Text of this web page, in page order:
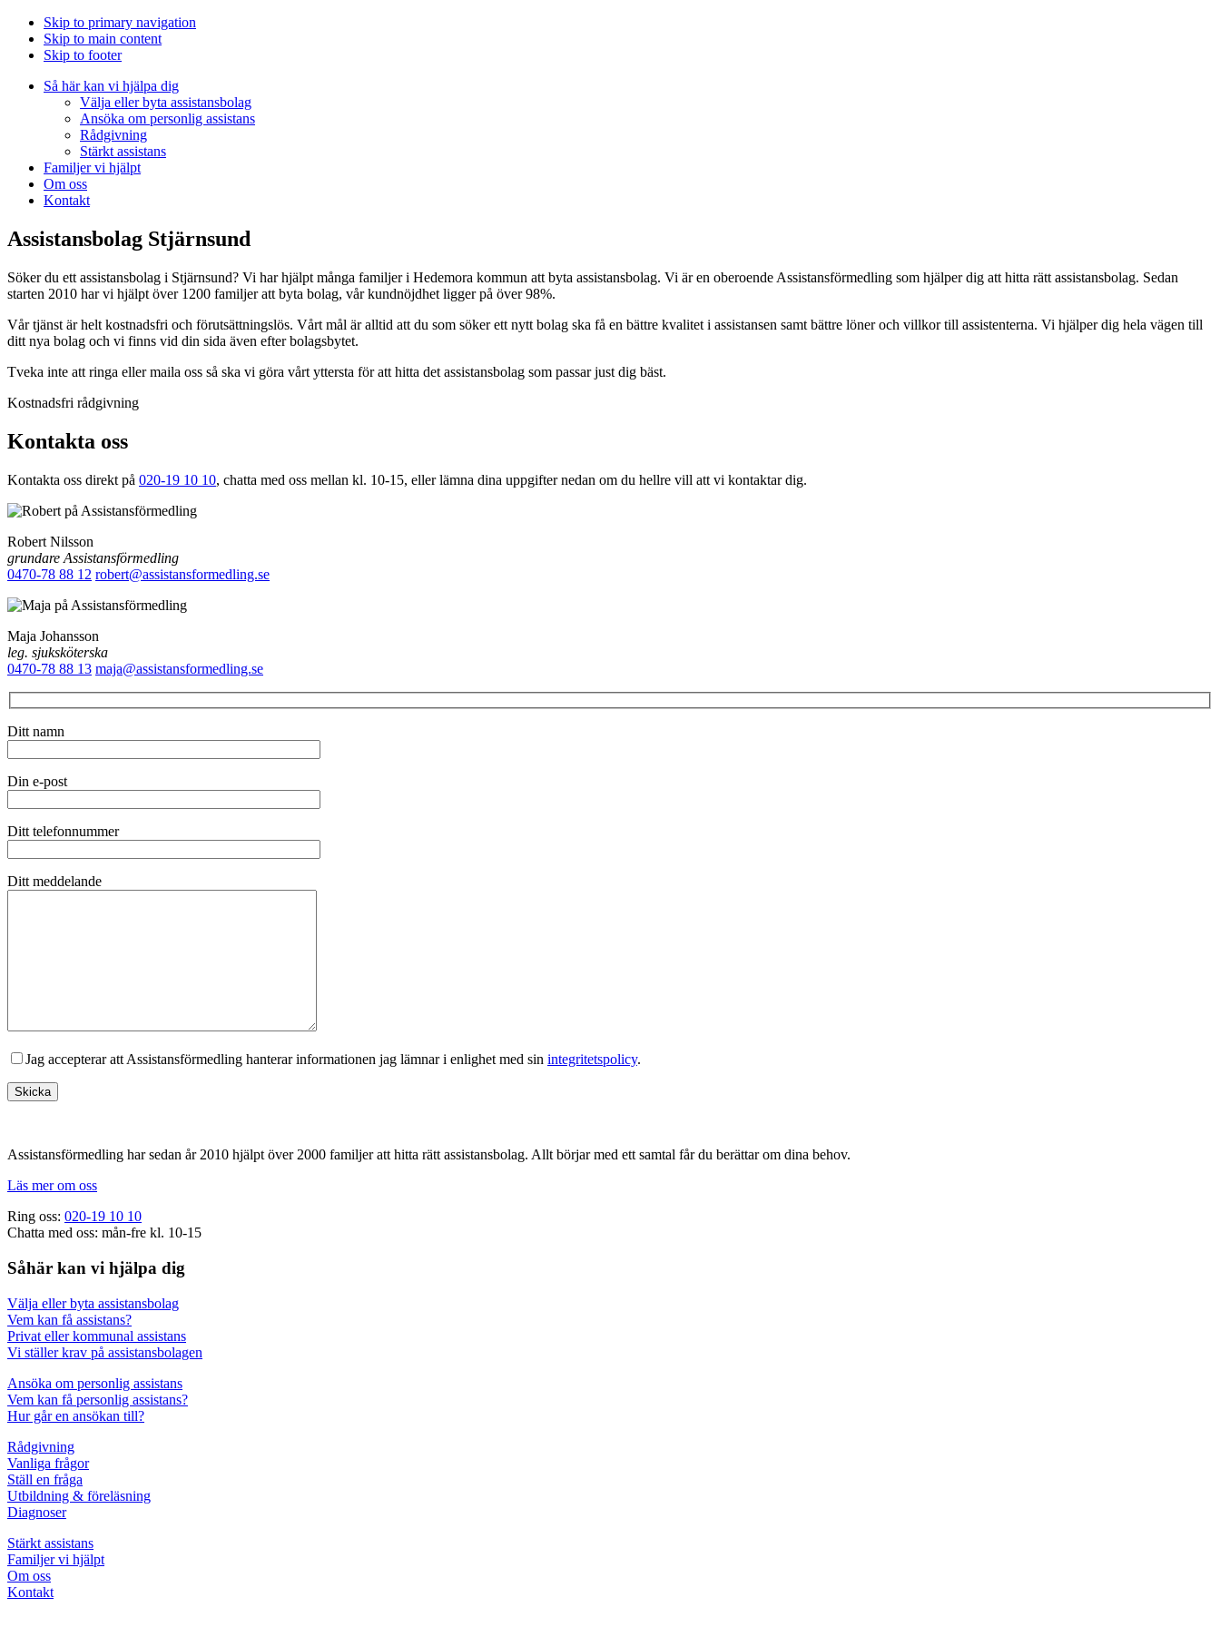
Skip to primary navigation
Skip to main content
Skip to footer
Så här kan vi hjälpa dig
Välja eller byta assistansbolag
Ansöka om personlig assistans
Rådgivning
Stärkt assistans
Familjer vi hjälpt
Om oss
Kontakt
Assistansbolag Stjärnsund
Söker du ett assistansbolag i Stjärnsund? Vi har hjälpt många familjer i Hedemora kommun att byta assistansbolag. Vi är en oberoende Assistansförmedling som hjälper dig att hitta rätt assistansbolag. Sedan
starten 2010 har vi hjälpt över 1200 familjer att byta bolag, vår kundnöjdhet ligger på över 98%.
Vår tjänst är helt kostnadsfri och förutsättningslös. Vårt mål är alltid att du som söker ett nytt bolag ska få en bättre kvalitet i assistansen samt bättre löner och villkor till assistenterna. Vi hjälper dig hela vägen till
ditt nya bolag och vi finns vid din sida även efter bolagsbytet.
Tveka inte att ringa eller maila oss så ska vi göra vårt yttersta för att hitta det assistansbolag som passar just dig bäst.
Kostnadsfri rådgivning
Kontakta oss
Kontakta oss direkt på 020-19 10 10, chatta med oss mellan kl. 10-15, eller lämna dina uppgifter nedan om du hellre vill att vi kontaktar dig.
Robert Nilsson
grundare Assistansförmedling
0470-78 88 12 robert@assistansformedling.se
Maja Johansson
leg. sjuksköterska
0470-78 88 13 maja@assistansformedling.se
Ditt namn
Din e-post
Ditt telefonnummer
Ditt meddelande
Jag accepterar att Assistansförmedling hanterar informationen jag lämnar i enlighet med sin integritetspolicy.
Assistansförmedling har sedan år 2010 hjälpt över 2000 familjer att hitta rätt assistansbolag. Allt börjar med ett samtal får du berättar om dina behov.
Läs mer om oss
Ring oss: 020-19 10 10
Chatta med oss: mån-fre kl. 10-15
Såhär kan vi hjälpa dig
Välja eller byta assistansbolag
Vem kan få assistans?
Privat eller kommunal assistans
Vi ställer krav på assistansbolagen
Ansöka om personlig assistans
Vem kan få personlig assistans?
Hur går en ansökan till?
Rådgivning
Vanliga frågor
Ställ en fråga
Utbildning & föreläsning
Diagnoser
Stärkt assistans
Familjer vi hjälpt
Om oss
Kontakt